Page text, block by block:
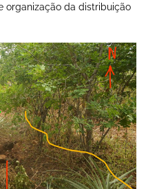
organização da distribuição